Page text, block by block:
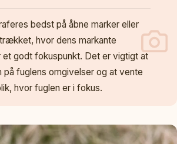
bedst på åbne marker eller
hvor dens markante
et godt fokuspunkt. Det er vigtigt at
fuglens omgivelser og at vente
hvor fuglen er i fokus.